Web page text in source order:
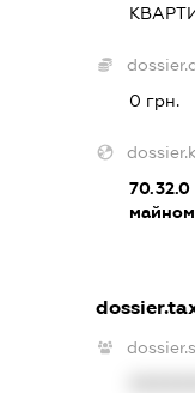
0 грн.
70.32.0
майном